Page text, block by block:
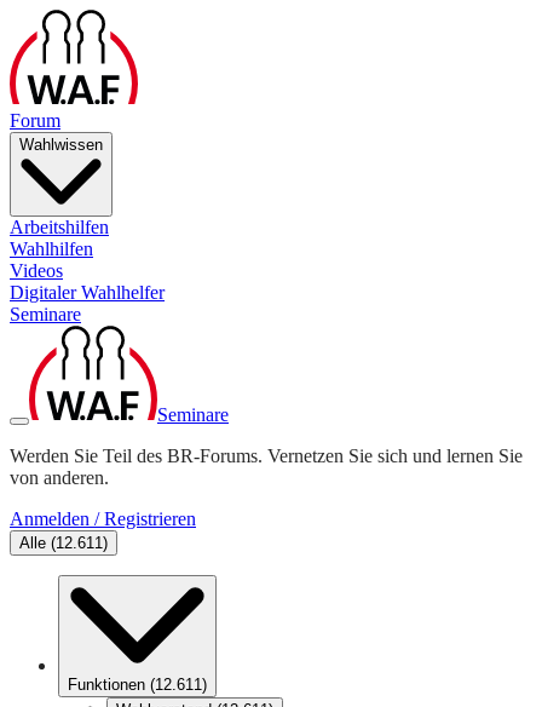
Forum
Wahlwissen
Arbeitshilfen
Wahlhilfen
Videos
Digitaler Wahlhelfer
Seminare
Seminare
Werden Sie Teil des BR-Forums. Vernetzen Sie sich und lernen Sie
von anderen.
Anmelden / Registrieren
Alle (12.611)
Funktionen (12.611)